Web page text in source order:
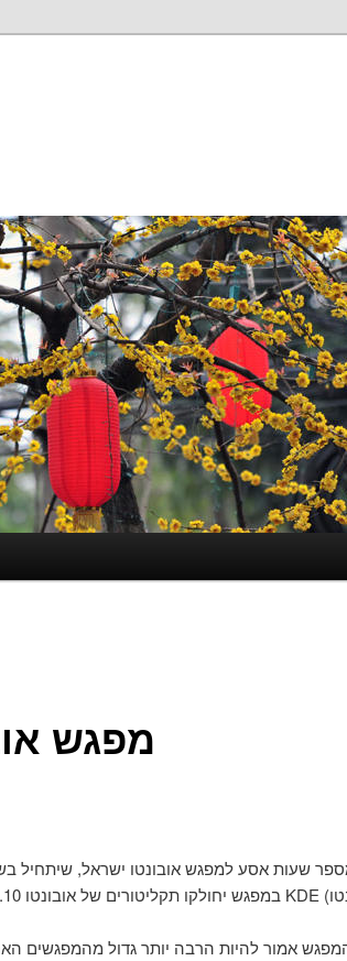
מפגש
אמור להיות הרבה יותר גדול מהמפגשים